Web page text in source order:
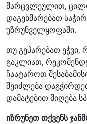
მარცვლეულით,
დაგეხმარებათ
უზრუნველყოფაში.
თუ გეპარებათ
გაკლიათ,
ჩაატაროთ
შეიძლება
დამატებით მიღება
იზრუნეთ თქვენს